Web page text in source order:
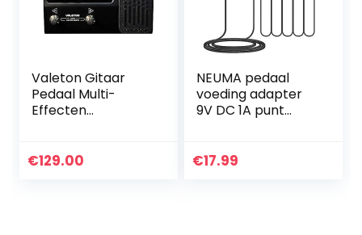
Valeton Gitaar
Pedaal Multi-
Effecten
Gitaar
€129.00
NEUMA pedaal
voeding adapter
9V DC 1A punt
voor effect pedaal
€17.99